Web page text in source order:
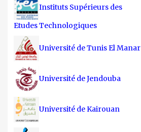
Instituts Supérieurs des
Etudes Technologiques
Université de Tunis El Manar
Université de Jendouba
Université de Kairouan